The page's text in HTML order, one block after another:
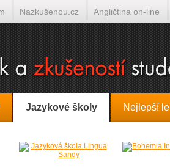
Jazykové školy Nejlepší
Nazkušenou.cz Angličtina on-line